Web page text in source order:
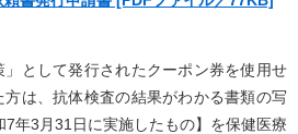
として発行されたクーポン券を使用せ
は、抗体検査の結果がわかる書類の写
7年3月31日に実施したもの】を保健医療